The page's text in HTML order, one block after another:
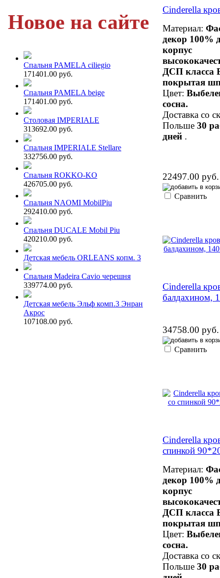
Новое на сайте
Спальня PAMELA ciliegio
171401.00 руб.
Спальня PAMELA beige
171401.00 руб.
Столовая IMPERIALE
313692.00 руб.
Спальня IMPERIALE Stellare
332756.00 руб.
Спальня ROKKO-KO
426705.00 руб.
Спальня NAOMI MobilPiu
292410.00 руб.
Спальня DUCALE Mobil Piu
420210.00 руб.
Детская мебель ORLEANS копм. 3
Спальня Madeira Cavio черешня
339774.00 руб.
Детская мебель Эльф комп.3 Энран
Акрос
107108.00 руб.
Cinderella
Материал:
декор 100%
корпус
ДСП класса
покрытая
Цвет:
сосна.
Доставка со
Польше 30
дней .
22497.00 руб.
Сравнить
Cinderella
балдахином,
34758.00 руб.
Сравнить
Cinderella
спинкой
Материал:
декор 100%
корпус
ДСП класса
покрытая
Цвет:
сосна.
Доставка со
Польше 30